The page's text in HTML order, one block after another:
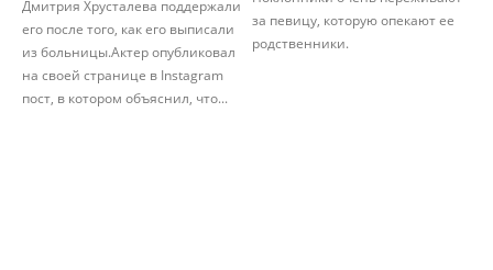
Дмитрия Хрусталева поддержали
его после того, как его выписали
из больницы.Актер опубликовал
на своей странице в Instagram
пост, в котором объяснил, что...
за певицу, которую опекают ее
родственники.